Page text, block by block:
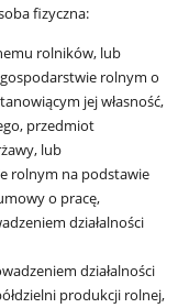
fizyczna:
rolników, lub
gospodarstwie rolnym o
jej własność,
przedmiot
lub
rolnym na podstawie
o pracę,
działalności
działalności
produkcji rolnej,